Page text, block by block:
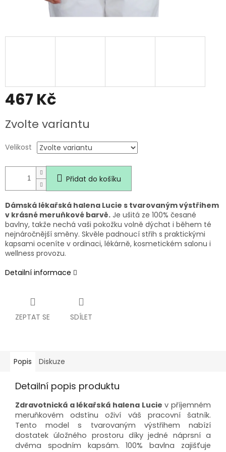
467 Kč
cena:
Zvolte variantu
Velikost
Přidat do košíku
Dámská lékařská halena Lucie s tvarovaným výstřihem
v krásné meruňkové barvě. Je ušitá ze 100% česané
bavlny, takže nechá vaši pokožku volně dýchat i během té
nejnáročnější směny. Skvěle padnoucí střih s praktickými
kapsami oceníte v ordinaci, lékárně, kosmetickém salonu i
wellness provozu.
Detailní informace
ZEPTAT SE SDÍLET
Popis Diskuze
Detailní popis produktu
Zdravotnická a lékařská halena Lucie v příjemném
meruňkovém odstínu oživí váš pracovní šatník.
Tento model s tvarovaným výstřihem nabízí
dostatek úložného prostoru díky jedné náprsní a
dvěma spodním kapsám. 100% bavlna zajišťuje